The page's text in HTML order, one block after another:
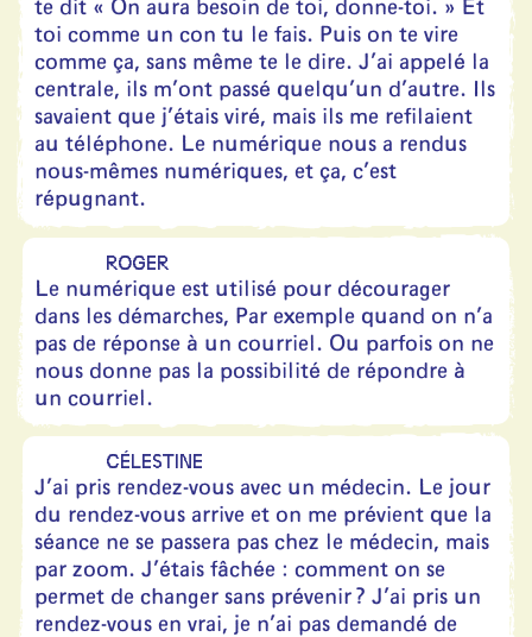
te dit « On aura besoin de toi, donne-toi. » Et
toi comme un con tu le fais. Puis on te vire
comme ça, sans même te le dire. J’ai appelé la
centrale, ils m’ont passé quelqu’un d’autre. Ils
savaient que j’étais viré, mais ils me refilaient
au téléphone. Le numérique nous a rendus
nous-mêmes numériques, et ça, c’est
répugnant.
ROGER
Le numérique est utilisé pour décourager
dans les démarches, Par exemple quand on n’a
pas de réponse à un courriel. Ou parfois on ne
nous donne pas la possibilité de répondre à
un courriel.
CÉLESTINE
J’ai pris rendez-vous avec un médecin. Le jour
du rendez-vous arrive et on me prévient que la
séance ne se passera pas chez le médecin, mais
par zoom. J’étais fâchée : comment on se
permet de changer sans prévenir ? J’ai pris un
rendez-vous en vrai, je n’ai pas demandé de